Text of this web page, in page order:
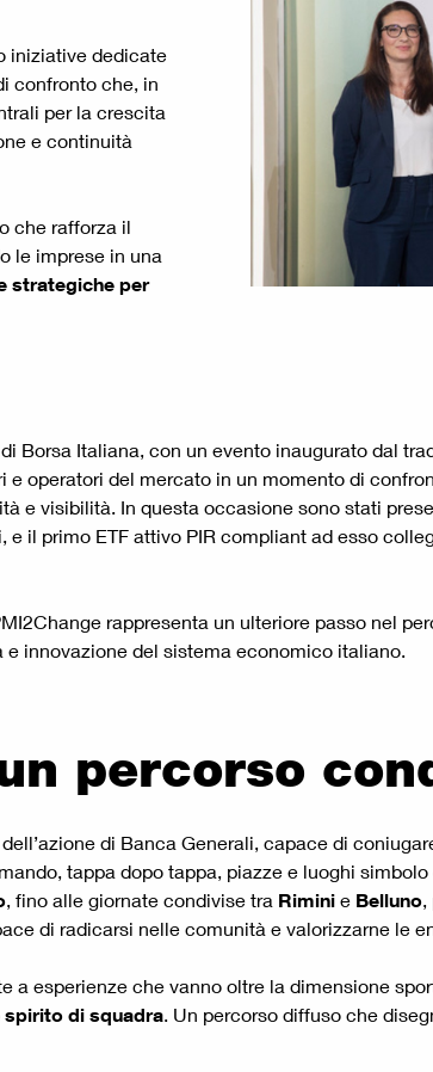
iniziative dedicate
confronto che, in
per la crescita
e continuità
che rafforza il
le imprese in una
strategiche per
Borsa Italiana, con un evento inaugurato dal
e operatori del mercato in un momento di
e visibilità. In questa occasione sono stati
il primo ETF attivo PIR compliant ad esso
rappresenta un ulteriore passo nel
innovazione del sistema economico italiano.
percorso
di Banca Generali, capace di
tappa dopo tappa, piazze e luoghi
, fino alle giornate condivise tra Rimini e Belluno,
di radicarsi nelle comunità e valorizzarne le
a esperienze che vanno oltre la dimensione
spirito di squadra. Un percorso diffuso che